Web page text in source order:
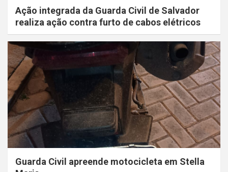
Ação integrada da Guarda Civil de Salvador
realiza ação contra furto de cabos elétricos
Guarda Civil apreende motocicleta em Stella